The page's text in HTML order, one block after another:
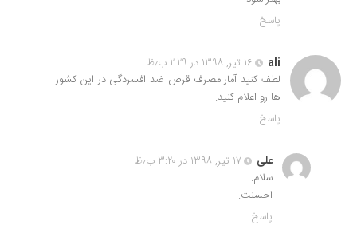
پاسخ
ali
۱۶ تیر, ۱۳۹۸ در ۲:۲۹ ب٫ظ
لطف کنید آمار مصرف قرص ضد افسردگی در این کشور
ها رو اعلام کنید.
پاسخ
علی
۱۷ تیر, ۱۳۹۸ در ۳:۲۰ ب٫ظ
سلام.
احسنت.
پاسخ